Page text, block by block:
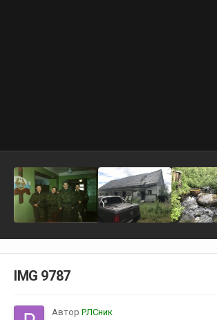
IMG 9787
Автор РЛСник